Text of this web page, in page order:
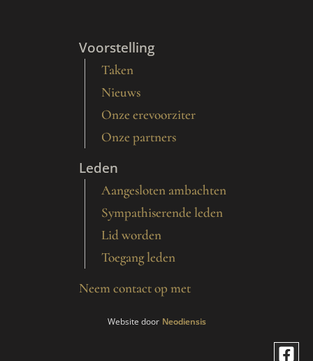
Voorstelling
Taken
Nieuws
Onze erevoorziter
Onze partners
Leden
Aangesloten ambachten
Sympathiserende leden
Lid worden
Toegang leden
Neem contact op met
Website door Neodiensis